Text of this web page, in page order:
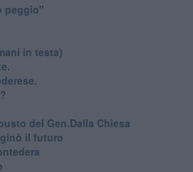
peggio"
in testa)
del Gen.Dalla Chiesa
il futuro